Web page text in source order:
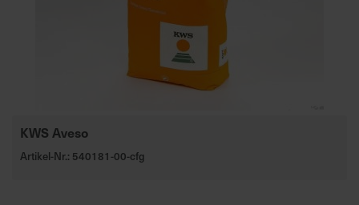
KWS Aveso
Artikel-Nr.: 540181-00-cfg